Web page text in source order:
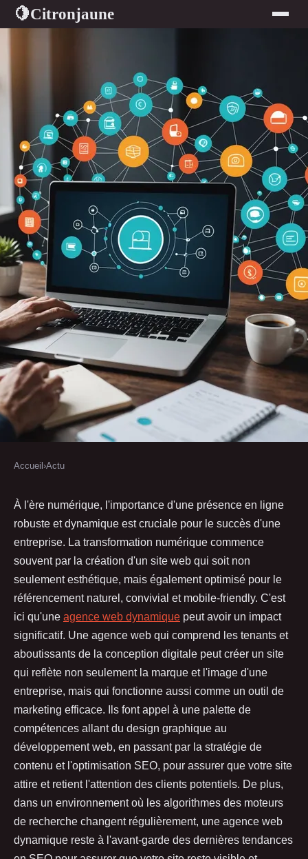
🍋Citronjaune
Boostez Votre Stratégie Digitale
: Comment une Agence Web
Dynamique Révolutionne Votre
Présence en Ligne
Accueil ›Actu
À l'ère numérique, l'importance d'une présence en ligne
robuste et dynamique est cruciale pour le succès d'une
entreprise. La transformation numérique commence
souvent par la création d'un site web qui soit non
seulement esthétique, mais également optimisé pour le
référencement naturel, convivial et mobile-friendly. C'est
ici qu'une agence web dynamique peut avoir un impact
significatif. Une agence web qui comprend les tenants et
aboutissants de la conception digitale peut créer un site
qui reflète non seulement la marque et l'image d'une
entreprise, mais qui fonctionne aussi comme un outil de
marketing efficace. Ils font appel à une palette de
compétences allant du design graphique au
développement web, en passant par la stratégie de
contenu et l'optimisation SEO, pour assurer que votre site
attire et retient l'attention des clients potentiels. De plus,
dans un environnement où les algorithmes des moteurs
de recherche changent régulièrement, une agence web
dynamique reste à l'avant-garde des dernières tendances